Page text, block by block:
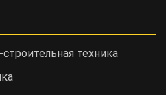
техника